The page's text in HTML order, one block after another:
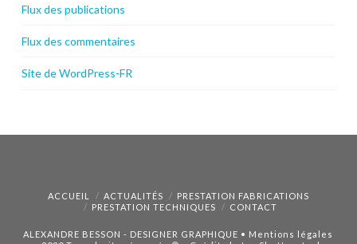
Flux des publications
Flux des commentaires
Site de WordPress-FR
ACCUEIL ACTUALITÉS
PRESTATION FABRICATIONS
PRESTATION TECHNIQUES
CONTACT
ALEXANDRE BESSON - DESIGNER GRAPHIQUE • Mentions légales